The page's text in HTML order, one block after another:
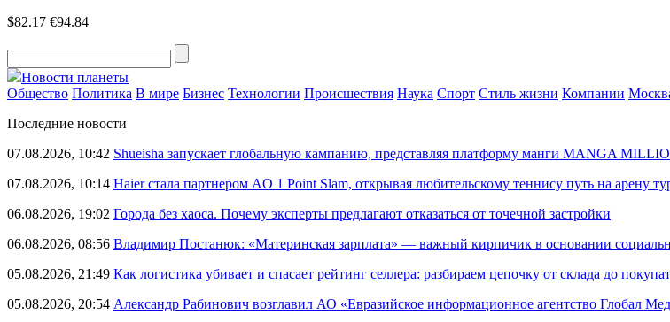
$82.17 €94.84
Новости планеты
Общество Политика В мире Бизнес Технологии Происшествия Наука Спорт Стиль жизни Компании
Последние новости
07.08.2026, 10:42 Shueisha запускает глобальную кампанию, представляя платформу манги MANGA
07.08.2026, 10:14 Haier стала партнером AO 1 Point Slam, открывая любительскому теннису путь на арену
06.08.2026, 19:02 Города без хаоса. Почему эксперты предлагают отказаться от точечной застройки
06.08.2026, 08:56 Владимир Постанюк: «Материнская зарплата» — важный кирпичик в основании
05.08.2026, 21:49 Как логистика убивает и спасает рейтинг селлера: разбираем цепочку от склада до
05.08.2026, 20:54 Александр Рабинович возглавил АО «Евразийское информационное агентство Глобал